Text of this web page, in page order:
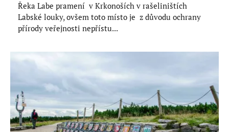
Řeka Labe pramení v Krkonoších v rašeliništích
Labské louky, ovšem toto místo je z důvodu ochrany
přírody veřejnosti nepřístu...